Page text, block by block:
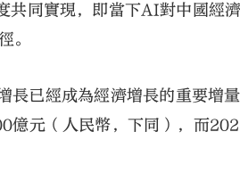
共同實現，即當下AI對中國經
。
長已經成為經濟增長的重要增
億元（人民幣，下同），而